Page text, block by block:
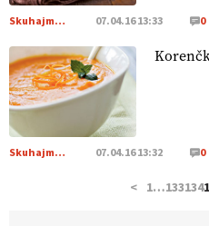
[EKOloško = LOGIČNO
pridelava aronije
kmetijsko in podjetniško zgodbo.
https://t.co/EulJoSBYMi @EUAgri
https://t.co/xp1oihBDaJ
Skuhajmo SI 07.04.16 13:33 0
Skuhajmo SI 07.04.16 13:32 0
< 1…133134